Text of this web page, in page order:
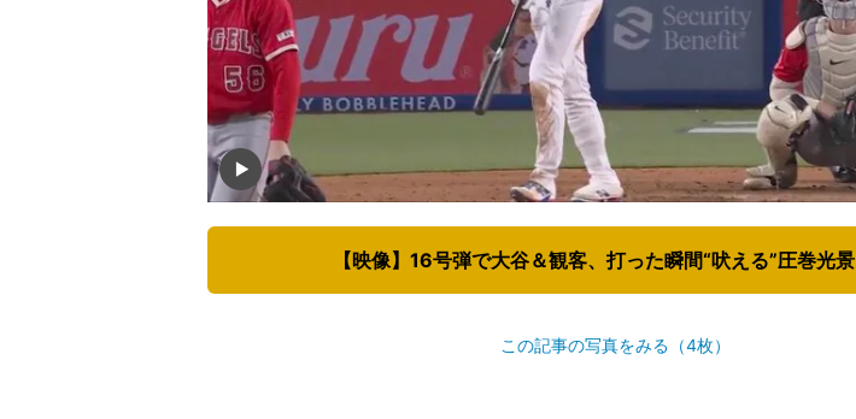
【映像】16号弾で大谷＆観客、打った瞬間“吠える”圧巻光景
この記事の写真をみる（4枚）